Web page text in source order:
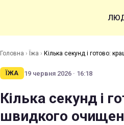
Головна › Їжа › Кілька секунд і готово:
ЇЖА 19 червня 2026 · 16:18
Кілька секунд і
швидкого